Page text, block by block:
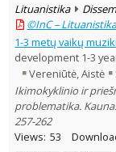
Document Type:
Books & books parts
Journal articles 11060
Dissertations 691
Subject area:
Archaeology 2
Education 14425
Economics
Ethnology 101
Lituanistika
©InC –
1-3 metų vaikų
development 1-3
Vereniūtė, Aistė
Ikimokyklinio ir
problematika.
257-262
Views: 53